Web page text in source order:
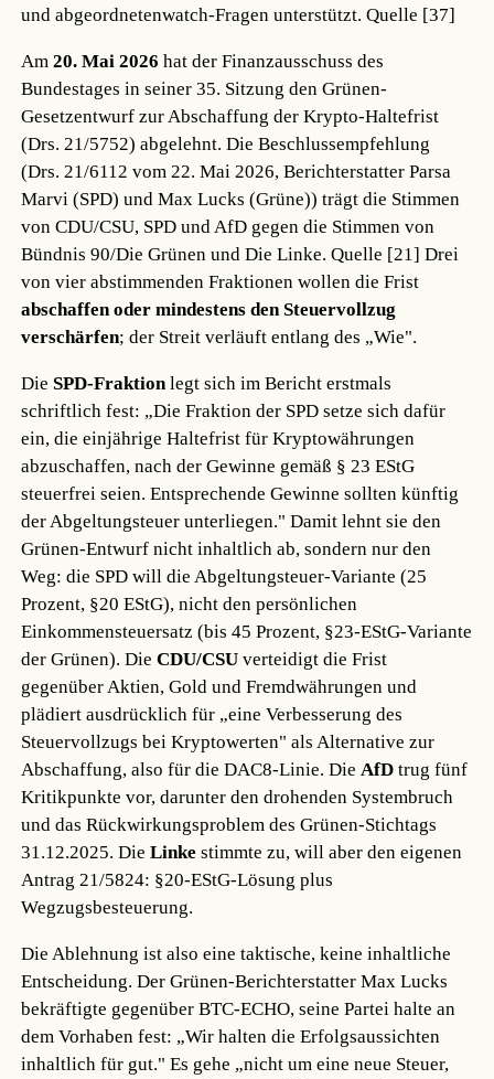
und abgeordnetenwatch-Fragen unterstützt.Quelle [37]
Am20. Mai 2026 hat der Finanzausschuss des
Bundestages in seiner 35. Sitzung den Grünen-
Gesetzentwurf zur Abschaffung der Krypto-Haltefrist
(Drs. 21/5752) abgelehnt. Die Beschlussempfehlung
(Drs. 21/6112 vom 22. Mai 2026, Berichterstatter Parsa
Marvi (SPD) und Max Lucks (Grüne)) trägt die Stimmen
von CDU/CSU, SPD und AfD gegen die Stimmen von
Bündnis 90/Die Grünen und Die Linke.Quelle [21] Drei
von vier abstimmenden Fraktionen wollen die Frist
abschaffen oder mindestens den Steuervollzug
verschärfen; der Streit verläuft entlang des „Wie".
DieSPD-Fraktion legt sich im Bericht erstmals
schriftlich fest: „Die Fraktion der SPD setze sich dafür
ein, die einjährige Haltefrist für Kryptowährungen
abzuschaffen, nach der Gewinne gemäß § 23 EStG
steuerfrei seien. Entsprechende Gewinne sollten künftig
der Abgeltungsteuer unterliegen." Damit lehnt sie den
Grünen-Entwurf nicht inhaltlich ab, sondern nur den
Weg: die SPD will die Abgeltungsteuer-Variante (25
Prozent, §20 EStG), nicht den persönlichen
Einkommensteuersatz (bis 45 Prozent, §23-EStG-Variante
der Grünen). DieCDU/CSU verteidigt die Frist
gegenüber Aktien, Gold und Fremdwährungen und
plädiert ausdrücklich für „eine Verbesserung des
Steuervollzugs bei Kryptowerten" als Alternative zur
Abschaffung, also für die DAC8-Linie. Die AfD trug fünf
Kritikpunkte vor, darunter den drohenden Systembruch
und das Rückwirkungsproblem des Grünen-Stichtags
31.12.2025. DieLinke stimmte zu, will aber den eigenen
Antrag 21/5824: §20-EStG-Lösung plus
Wegzugsbesteuerung.
Die Ablehnung ist also eine taktische, keine inhaltliche
Entscheidung. Der Grünen-Berichterstatter Max Lucks
bekräftigte gegenüber BTC-ECHO, seine Partei halte an
dem Vorhaben fest: „Wir halten die Erfolgsaussichten
inhaltlich für gut." Es gehe „nicht um eine neue Steuer,